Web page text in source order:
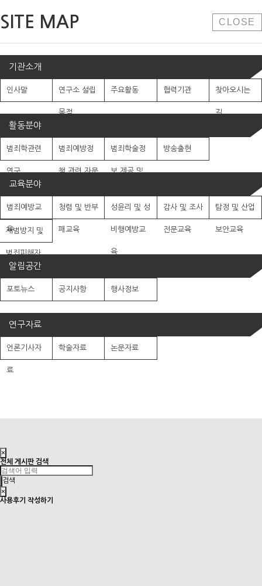
SITE MAP CLOSE
기관소개
인사말 연구소 설립
목적
주요활동 협력기관 찾아오시는
길
활동분야
범죄학관련
연구
범죄예방정
책 관련 자문
범죄학술정
보 제공 및
방송출현
교육분야
범죄예방교
육
청렴 및 반부
패교육
성윤리 및 성
비행예방교
육
감사 및 조사
전문교육
탐정 및 산업
보안교육
재범방지 및
범죄피해자
알림공간
포토뉴스 공지사항 행사정보
연구자료
언론기사자
료
학술자료 논문자료
×
전체 게시판 검색
검색
×
사용후기 작성하기